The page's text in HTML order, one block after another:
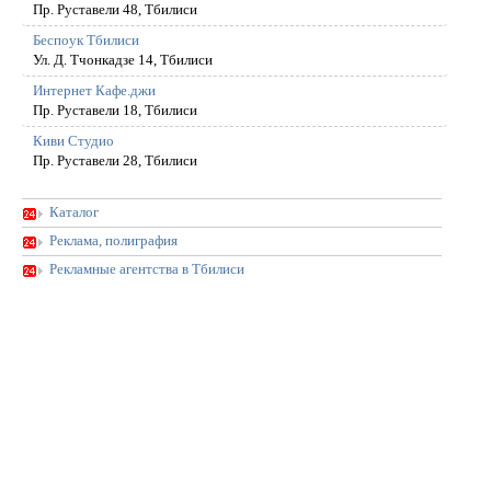
Пр. Руставели 48, Тбилиси
Беспоук Тбилиси
Ул. Д. Тчонкадзе 14, Тбилиси
Интернет Кафе.джи
Пр. Руставели 18, Тбилиси
Киви Студио
Пр. Руставели 28, Тбилиси
Каталог
Реклама, полиграфия
Рекламные агентства в Тбилиси